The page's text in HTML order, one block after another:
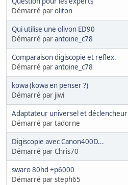
Démarré paroliton
Qui utilise une olivon ED90
Démarré parantoine_c78
Comparaison digiscopie et reflex.
Démarré parantoine_c78
kowa (kowa en penser ?)
Démarré par jiwi
Adaptateur universel et déclencheur
Démarré par tadorne
Digiscopie avec Canon400D...
Démarré par Chris70
swaro 80hd +p6000
Démarré par steph65